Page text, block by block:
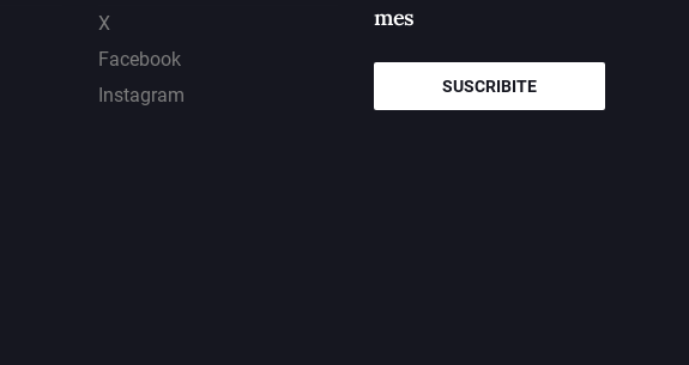
X
Facebook
Instagram
mes
SUSCRIBITE